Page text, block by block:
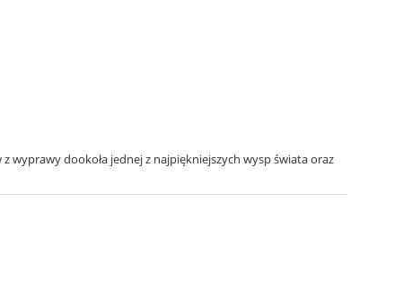
wyprawy dookoła jednej z najpiękniejszych wysp świata oraz